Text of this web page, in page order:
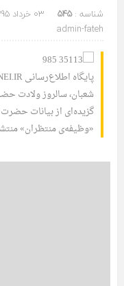
شناسه :545 03 خرداد 1395 - 3:24
admin-fateh
شعبان، سالروز ولادت
گزیده‌ای از بیانات حضرت
«وظیفه‌ی منتظران»